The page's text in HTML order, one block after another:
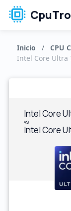
Inicio / CPU
Intel Core Ultra
Intel Core
vs
Intel Core